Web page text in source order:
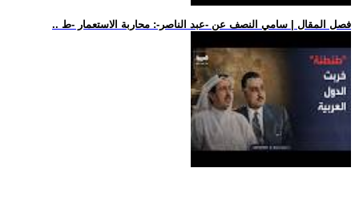
.. فصل المقال | سامي النصف عن -عبد الناصر-: محاربة الاستعمار -ط